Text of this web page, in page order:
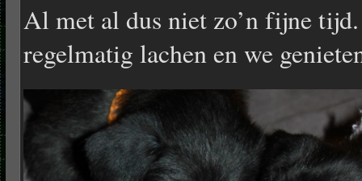
Al met al dus niet zo’n fijne
regelmatig lachen en we